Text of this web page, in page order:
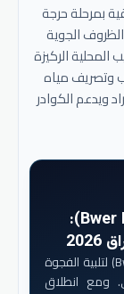
بمرحلة حرجة
الجوية
المحلية الركيزة
وتصريف مياه
ويدعم الكوادر
:
تأسست مجموعة أنابيب بوير (Bwer Pipes Group) لتلبية الفجوة
ومع انطلاق